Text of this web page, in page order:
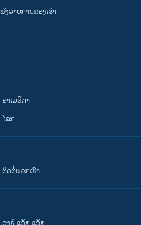
ຟັງລາຍການຂອງເຮົາ
ອາເມຣິກາ
ໂລກ
ຕິດຕໍ່ພວກເຮົາ
ອາຣ໌ ແອັສ ແອັສ